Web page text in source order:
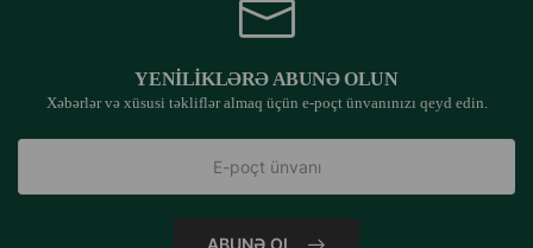
YENILIKLƏRƏ ABUNƏ OLUN
Xəbərlər və xüsusi təkliflər almaq üçün e-poçt ünvanınızı qeyd edin.